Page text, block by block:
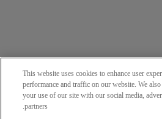
This website uses cookies to enhance user
performance and traffic on our website. We
your use of our site with our social media,
partners.